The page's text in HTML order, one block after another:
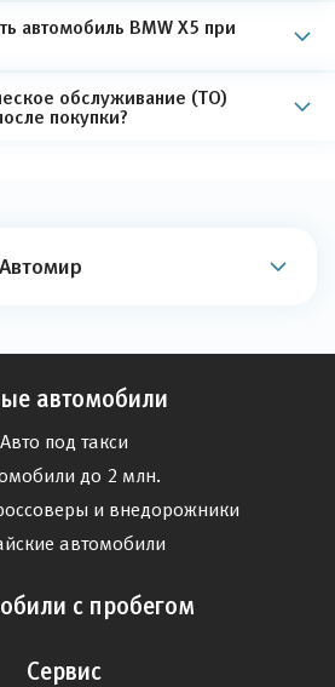
автомобиль BMW X5 при
обслуживание (ТО)
покупки?
автомобили
Авто под такси
до 2 млн.
и внедорожники
автомобили
с пробегом
Сервис